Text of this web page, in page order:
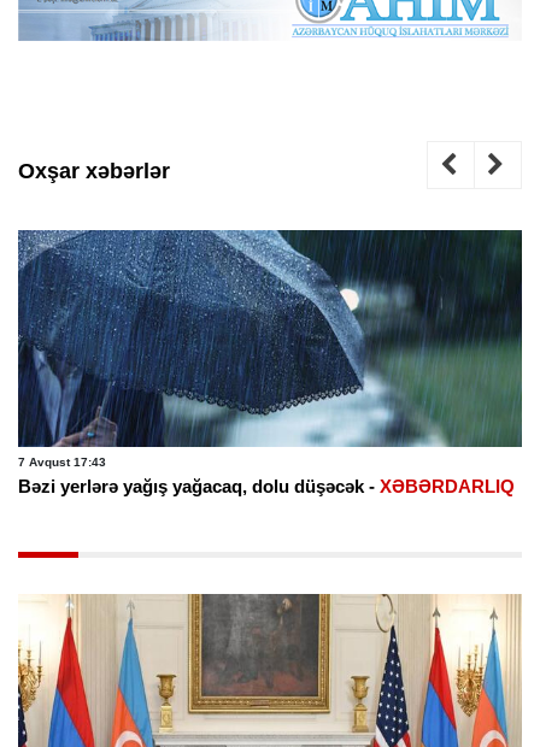
Oxşar xəbərlər
7 Avqust 17:43
Bəzi yerlərə yağış yağacaq, dolu düşəcək - XƏBƏRDARLIQ